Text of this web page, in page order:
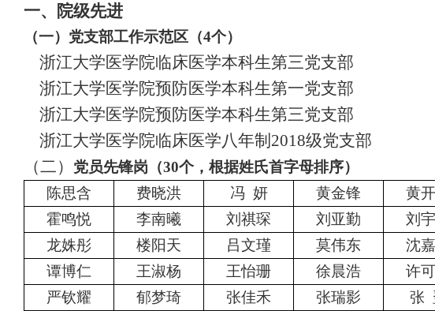
一、院级先进
（一） 党支部工作示范区 （4个）
浙江大学医学院临床医学本科生第三党支部
浙江大学医学院预防医学本科生第一党支部
浙江大学医学院预防医学本科生第三党支部
浙江大学医学院临床医学八年制 2018级党支部
（二）
党员先锋岗 （30个，根据姓氏首字母排序）
陈思含
费晓洪 冯 妍 黄金锋
黄
霍鸣悦
李南曦 刘祺琛 刘亚勤
刘
龙姝彤
楼阳天 吕文瑾 莫伟东
沈
谭博仁
王淑杨 王怡珊 徐晨浩
许
严钦耀
郁梦琦 张佳禾 张瑞影 张